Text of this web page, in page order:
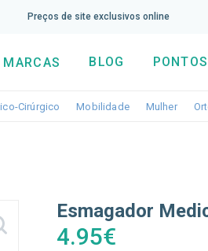
Preços de site exclusivos online
MARCAS BLOG
dropdown
Cirúrgico Toggle dropdown
Mobilidade Toggle
Mulher
e tenha 5% de desconto
Esmagador
4.95€